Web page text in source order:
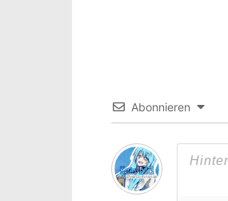
Abonnieren